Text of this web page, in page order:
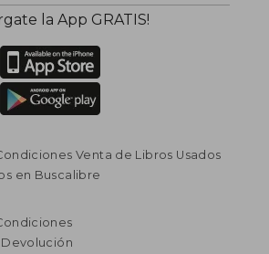
309.884
la App GRATIS!
Venta de Libros Usados
en Buscalibre